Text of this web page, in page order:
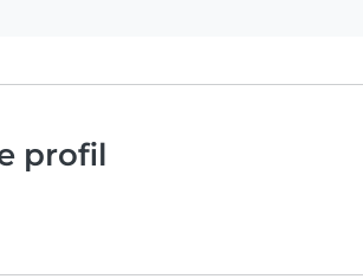
profil